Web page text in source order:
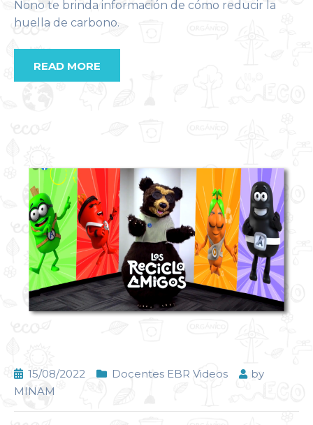
Nono te brinda información de cómo reducir la
huella de carbono.
READ MORE
15/08/2022 Docentes EBR Videos
by
MINAM